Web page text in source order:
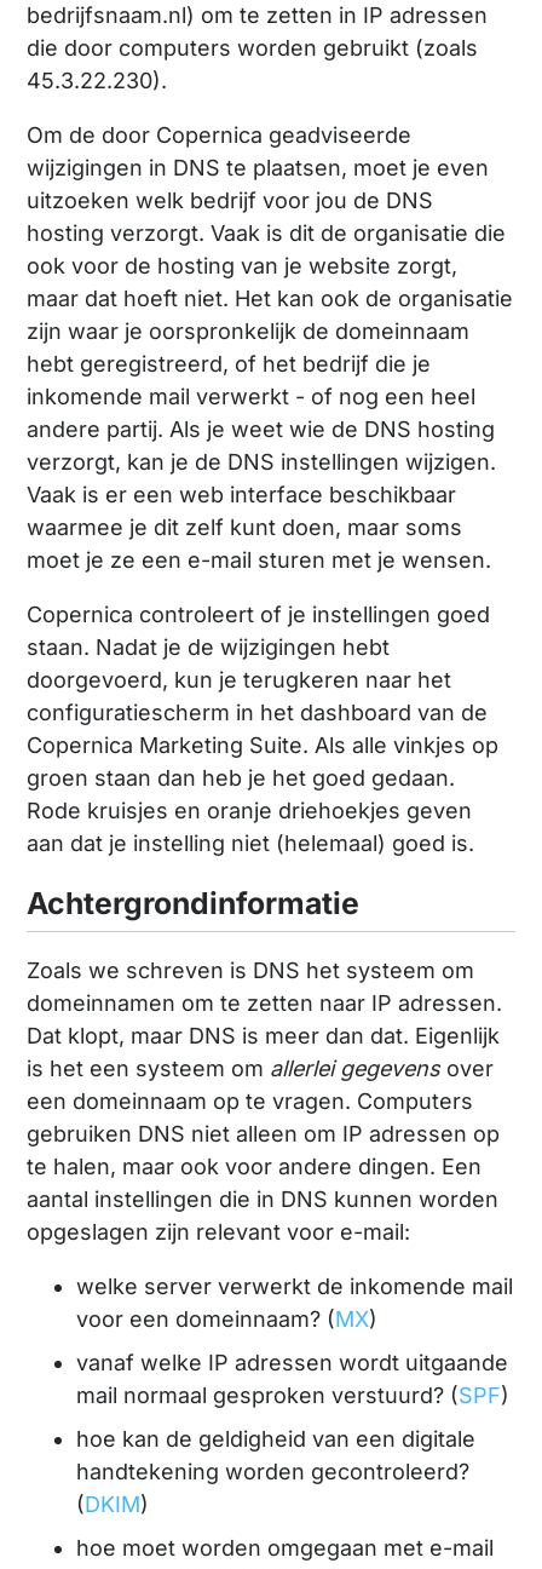
bedrijfsnaam.nl) om te zetten in IP adressen
die door computers worden gebruikt (zoals
45.3.22.230).
Om de door Copernica geadviseerde
wijzigingen in DNS te plaatsen, moet je even
uitzoeken welk bedrijf voor jou de DNS
hosting verzorgt. Vaak is dit de organisatie die
ook voor de hosting van je website zorgt,
maar dat hoeft niet. Het kan ook de organisatie
zijn waar je oorspronkelijk de domeinnaam
hebt geregistreerd, of het bedrijf die je
inkomende mail verwerkt - of nog een heel
andere partij. Als je weet wie de DNS hosting
verzorgt, kan je de DNS instellingen wijzigen.
Vaak is er een web interface beschikbaar
waarmee je dit zelf kunt doen, maar soms
moet je ze een e-mail sturen met je wensen.
Copernica controleert of je instellingen goed
staan. Nadat je de wijzigingen hebt
doorgevoerd, kun je terugkeren naar het
configuratiescherm in het dashboard van de
Copernica Marketing Suite. Als alle vinkjes op
groen staan dan heb je het goed gedaan.
Rode kruisjes en oranje driehoekjes geven
aan dat je instelling niet (helemaal) goed is.
Achtergrondinformatie
Zoals we schreven is DNS het systeem om
domeinnamen om te zetten naar IP adressen.
Dat klopt, maar DNS is meer dan dat. Eigenlijk
is het een systeem om allerlei gegevensover
een domeinnaam op te vragen. Computers
gebruiken DNS niet alleen om IP adressen op
te halen, maar ook voor andere dingen. Een
aantal instellingen die in DNS kunnen worden
opgeslagen zijn relevant voor e-mail:
welke server verwerkt de inkomende mail
voor een domeinnaam? (MX)
vanaf welke IP adressen wordt uitgaande
mail normaal gesproken verstuurd? (SPF)
hoe kan de geldigheid van een digitale
handtekening worden gecontroleerd?
(DKIM)
hoe moet worden omgegaan met e-mail